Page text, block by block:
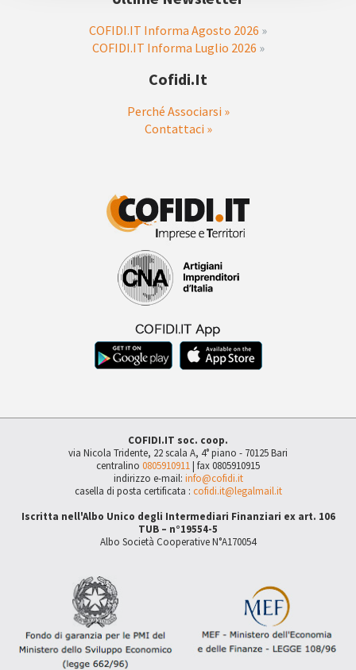
COFIDI.IT Informa Agosto 2026 »
COFIDI.IT Informa Luglio 2026 »
Cofidi.it
Perché Associarsi »
Contattaci »
COFIDI.IT soc. coop.
via Nicola Tridente, 22 scala A, 4° piano - 70125 Bari
centralino 0805910911| fax 0805910915
indirizzo e-mail: info@cofidi.it
casella di posta certificata : cofidi.it@legalmail.it
Iscritta nell'Albo Unico degli Intermediari Finanziari ex art. 106
TUB – n°19554-5
Albo Società Cooperative N°A170054